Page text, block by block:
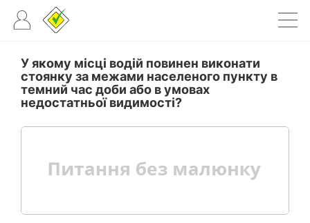
У якому місці водій повинен виконати
стоянку за межами населеного пункту в
темний час доби або в умовах
недостатньої видимості?